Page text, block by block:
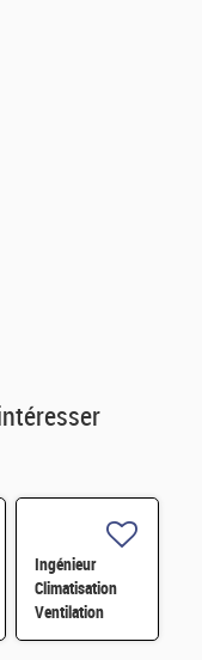
Ingénieur
Climatisation
Ventilation
Chauffage